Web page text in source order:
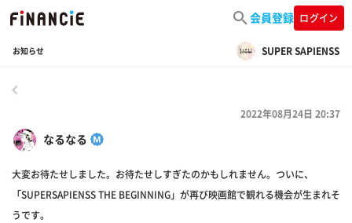
会員登録 ログイン
お知らせ SUPER SAPIENSS
なるなる
2022年08月24日 20:37
大変お待たせしました。お待たせしすぎたのかもしれません。ついに、
「SUPERSAPIENSS THE BEGINNING」が再び映画館で観れる機会が生まれそ
うです。